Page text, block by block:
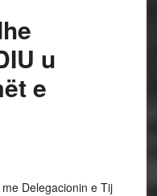
u
e
Delegacionin e Tij